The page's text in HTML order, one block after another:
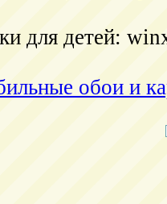
для детей:
обои и